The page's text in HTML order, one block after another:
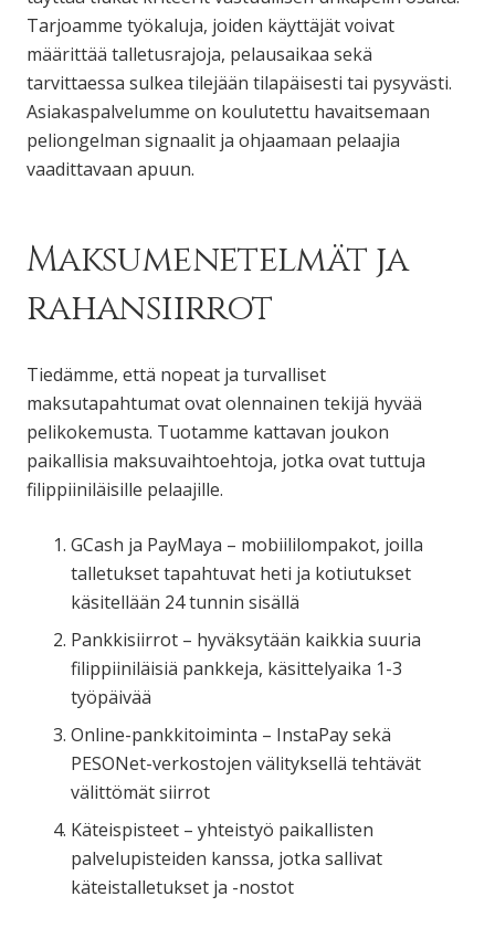
Tarjoamme työkaluja, joiden käyttäjät voivat
määrittää talletusrajoja, pelausaikaa sekä
tarvittaessa sulkea tilejään tilapäisesti tai pysyvästi.
Asiakaspalvelumme on koulutettu havaitsemaan
peliongelman signaalit ja ohjaamaan pelaajia
vaadittavaan apuun.
Maksumenetelmät ja
rahansiirrot
Tiedämme, että nopeat ja turvalliset
maksutapahtumat ovat olennainen tekijä hyvää
pelikokemusta. Tuotamme kattavan joukon
paikallisia maksuvaihtoehtoja, jotka ovat tuttuja
filippiiniläisille pelaajille.
GCash ja PayMaya – mobiililompakot, joilla
talletukset tapahtuvat heti ja kotiutukset
käsitellään 24 tunnin sisällä
Pankkisiirrot – hyväksytään kaikkia suuria
filippiiniläisiä pankkeja, käsittelyaika 1-3
työpäivää
Online-pankkitoiminta – InstaPay sekä
PESONet-verkostojen välityksellä tehtävät
välittömät siirrot
Käteispisteet – yhteistyö paikallisten
palvelupisteiden kanssa, jotka sallivat
käteistalletukset ja -nostot